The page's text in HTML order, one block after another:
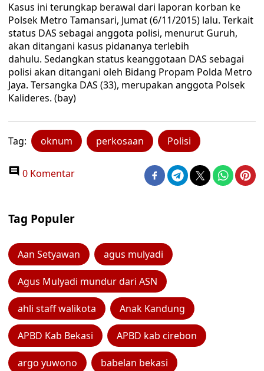
Kasus ini terungkap berawal dari laporan korban ke
Polsek Metro Tamansari, Jumat (6/11/2015) lalu. Terkait
status DAS sebagai anggota polisi, menurut Guruh,
akan ditangani kasus pidananya terlebih
dahulu. Sedangkan status keanggotaan DAS sebagai
polisi akan ditangani oleh Bidang Propam Polda Metro
Jaya. Tersangka DAS (33), merupakan anggota Polsek
Kalideres. (bay)
Tag: oknum perkosaan Polisi
0 Komentar
Tag Populer
Aan Setyawan agus mulyadi
Agus Mulyadi mundur dari ASN
ahli staff walikota Anak Kandung
APBD Kab Bekasi APBD kab cirebon
argo yuwono babelan bekasi